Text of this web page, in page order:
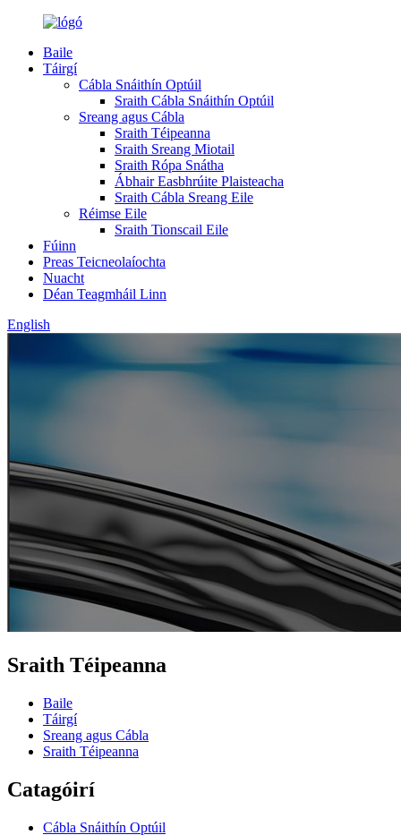
Baile
Táirgí
Cábla Snáithín Optúil
Sraith Cábla Snáithín Optúil
Sreang agus Cábla
Sraith Téipeanna
Sraith Sreang Miotail
Sraith Rópa Snátha
Ábhair Easbhrúite Plaisteacha
Sraith Cábla Sreang Eile
Réimse Eile
Sraith Tionscail Eile
Fúinn
Preas Teicneolaíochta
Nuacht
Déan Teagmháil Linn
English
Sraith Téipeanna
Baile
Táirgí
Sreang agus Cábla
Sraith Téipeanna
Catagóirí
Cábla Snáithín Optúil